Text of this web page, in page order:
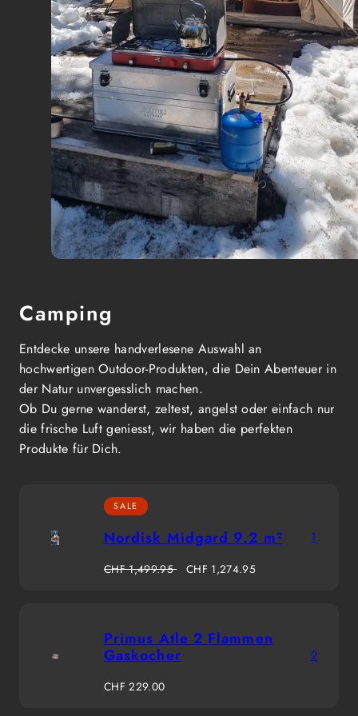
4
Camping
Entdecke unsere handverlesene Auswahl an
hochwertigen Outdoor-Produkten, die Dein Abenteuer in
der Natur unvergesslich machen.
Ob Du gerne wanderst, zeltest, angelst oder einfach nur
die frische Luft geniesst, wir haben die perfekten
Produkte für Dich.
SALE
Nordisk Midgard 9.2 m²
Regulärer
CHF 1,499.95 Verkaufspreis
CHF 1,274.95
1
Primus Atle 2 Flammen
Gaskocher
Regulärer
CHF 229.00
2